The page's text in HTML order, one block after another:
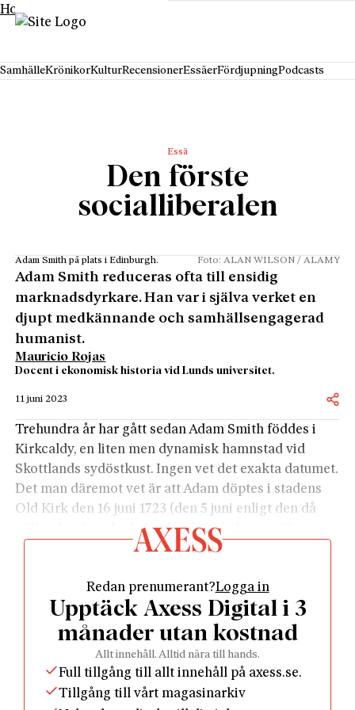
Hoppa till innehåll
SamhälleKrönikorKulturRecensionerEssäerFördjupningPodcasts
Essä
Den förste
socialliberalen
Adam Smith på plats i Edinburgh. Foto: ALAN WILSON / ALAMY
Adam Smith reduceras ofta till ensidig
marknadsdyrkare. Han var i själva verket en
djupt medkännande och samhällsengagerad
humanist.
Mauricio Rojas
Docent i ekonomisk historia vid Lunds universitet.
11 juni 2023
Trehundra år har gått sedan Adam Smith föddes i
Kirkcaldy, en liten men dynamisk hamnstad vid
Skottlands sydöstkust. Ingen vet det exakta datumet.
Det man däremot vet är att Adam döptes i stadens
Old Kirk den 16 juni 1723 (den 5 juni enligt den då
gällande julianska kalendern). Och det var till
Kirkcaldy han återvände 1766 för att ägna sig åt att
1776 och blev en omedelbar säljframgång.
Han hade en generös pension att luta sig mot efter
sina år som mentor åt en ung hertig av Buccleuch.
Tidigare hade han varit professor i logik och
moralfilosofi vid Glasgows universitet och 1759
publicerat det verk som gjorde honom känd i
Storbritannien,
Teori om de moraliska känslorna
Redan prenumerant?Logga in
Upptäck Axess Digital i 3
månader utan kostnad
Allt innehåll. Alltid nära till hands.
Full tillgång till allt innehåll på axess.se.
Tillgång till vårt magasinarkiv